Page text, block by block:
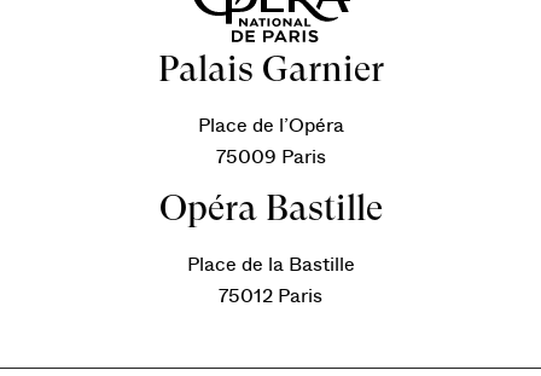
Palais Garnier
Place de l’Opéra
75009 Paris
Opéra Bastille
Place de la Bastille
75012 Paris